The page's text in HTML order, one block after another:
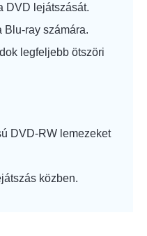
DVD lejátszását.
Blu-ray számára.
legfeljebb ötszöri
DVD-RW lemezeket
közben.